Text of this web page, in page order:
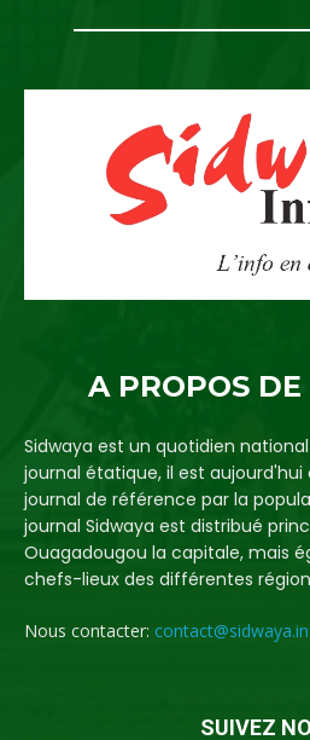
A PROPOS
Sidwaya est un quotidien
journal étatique, il est
journal de référence par la
journal Sidwaya est distribué
Ouagadougou la capitale, mais
chefs-lieux des différentes
Nous contacter:
SUIVEZ